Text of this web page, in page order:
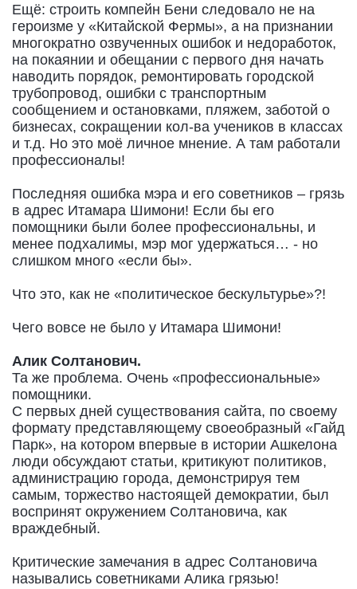
Ещё: строить компейн Бени следовало не на
героизме у «Китайской Фермы», а на признании
многократно озвученных ошибок и недоработок,
на покаянии и обещании с первого дня начать
наводить порядок, ремонтировать городской
трубопровод, ошибки с транспортным
сообщением и остановками, пляжем, заботой о
бизнесах, сокращении кол-ва учеников в классах
и т.д. Но это моё личное мнение. А там работали
профессионалы!
Последняя ошибка мэра и его советников – грязь
в адрес Итамара Шимони! Если бы его
помощники были более профессиональны, и
менее подхалимы, мэр мог удержаться… - но
слишком много «если бы».
Что это, как не «политическое бескультурье»?!
Чего вовсе не было у Итамара Шимони!
Алик Солтанович.
Та же проблема. Очень «профессиональные»
помощники.
С первых дней существования сайта, по своему
формату представляющему своеобразный «Гайд
Парк», на котором впервые в истории Ашкелона
люди обсуждают статьи, критикуют политиков,
администрацию города, демонстрируя тем
самым, торжество настоящей демократии, был
воспринят окружением Солтановича, как
враждебный.
Критические замечания в адрес Солтановича
назывались советниками Алика грязью!